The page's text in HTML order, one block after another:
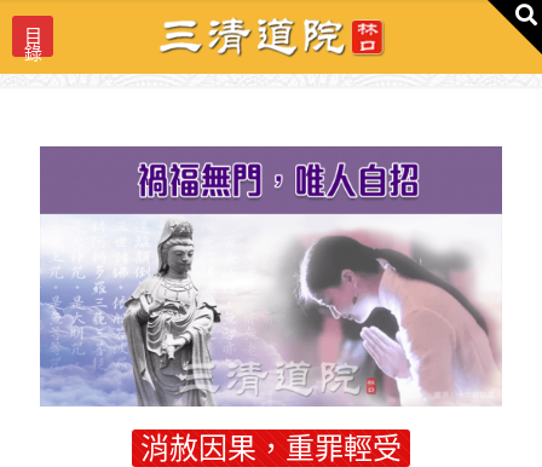
目
錄
消赦因果，重罪輕受